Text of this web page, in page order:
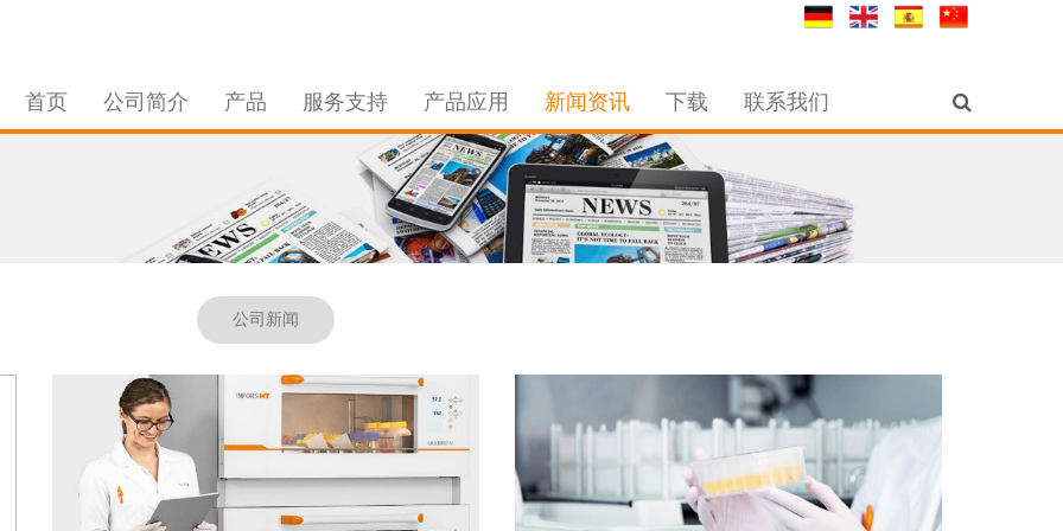
首页 公司简介 产品 服务支持 产品应用 新闻资讯 下载 联系我们
公司新闻